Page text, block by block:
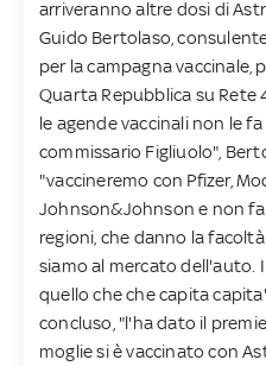
arriveranno altre dosi di
Guido Bertolaso,
per la campagna vaccinale,
Quarta Repubblica su Rete
le agende vaccinali non le
commissario Figliuolo",
"vaccineremo con Pfizer,
Johnson&Johnson e non
regioni, che danno la
siamo al mercato dell'auto.
quello che che capita
concluso, "l'ha dato il
moglie si è vaccinato con